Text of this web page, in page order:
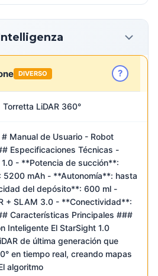
DIVERSO ?
Torretta LiDAR 360°
# Manual de Usuario - Robot
Especificaciones Técnicas -
- **Potencia de succión**:
mAh - **Autonomía**: hasta
del depósito**: 600 ml -
+ SLAM 3.0 - **Conectividad**:
Características Principales ###
Inteligente El StarSight 1.0
de última generación que
en tiempo real, creando mapas
algoritmo